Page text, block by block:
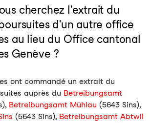
cherchez l'extrait du
d'un autre office
au lieu du Office cantonal
Genève ?
ont commandé un extrait du
auprès du Betreibungsamt
Betreibungsamt Mühlau (5643 Sins),
(5643 Sins), Betreibungsamt Abtwil